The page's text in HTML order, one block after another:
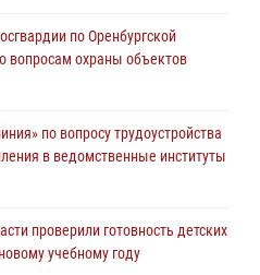
спасен мужчина в тяжелой
проверили готовность детских
учебному году
Росгвардии в Оренбурге
объектам
по Оренбургской
вопросам охраны объектов
по вопросу трудоустройства
в ведомственные институты
проверили готовность детских
учебному году